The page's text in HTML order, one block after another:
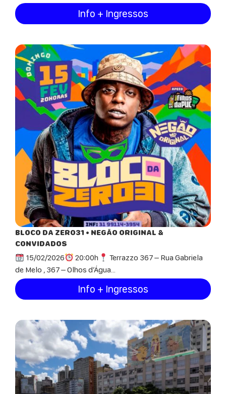
Info + Ingressos
BLOCO DA ZERO31 • NEGÃO ORIGINAL &
CONVIDADOS
15/02/2026 20:00h
Terrazzo 367 – Rua Gabriela
de Melo , 367 – Olhos d’Água...
Info + Ingressos